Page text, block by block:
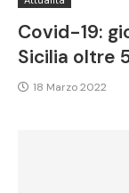
Covid-19:
Sicilia oltre
18 Marzo 2022